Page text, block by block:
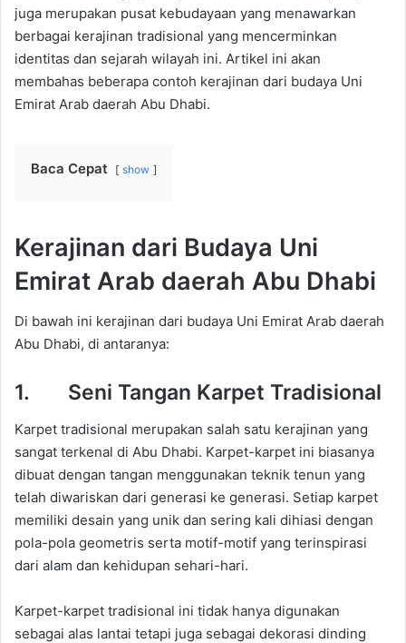
juga merupakan pusat kebudayaan yang menawarkan
berbagai kerajinan tradisional yang mencerminkan
identitas dan sejarah wilayah ini. Artikel ini akan
membahas beberapa contoh kerajinan dari budaya Uni
Emirat Arab daerah Abu Dhabi.
Baca Cepat show
Kerajinan dari Budaya Uni
Emirat Arab daerah Abu Dhabi
Di bawah ini kerajinan dari budaya Uni Emirat Arab daerah
Abu Dhabi, di antaranya:
1. Seni Tangan Karpet Tradisional
Karpet tradisional merupakan salah satu kerajinan yang
sangat terkenal di Abu Dhabi. Karpet-karpet ini biasanya
dibuat dengan tangan menggunakan teknik tenun yang
telah diwariskan dari generasi ke generasi. Setiap karpet
memiliki desain yang unik dan sering kali dihiasi dengan
pola-pola geometris serta motif-motif yang terinspirasi
dari alam dan kehidupan sehari-hari.
Karpet-karpet tradisional ini tidak hanya digunakan
sebagai alas lantai tetapi juga sebagai dekorasi dinding